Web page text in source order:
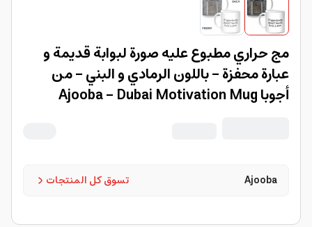
مج حراري مطبوع عليه صورة لبوابة قديمة و
عبارة محفزة - باللون الرمادي و البني - من
أجوبا Ajooba - Dubai Motivation Mug
تسوق كل المنتجات Ajooba